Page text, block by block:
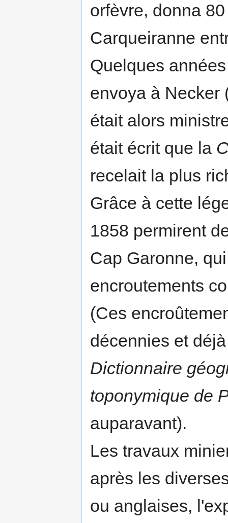
orfèvre, donna
Carqueiranne
Quelques
envoya à
était alors
était écrit que la
recelait la plus
Grâce à cette
1858 permirent
Cap Garonne,
encroutements
(Ces
décennies et
Dictionnaire
toponymique de
auparavant).
Les travaux
après les
ou anglaises,